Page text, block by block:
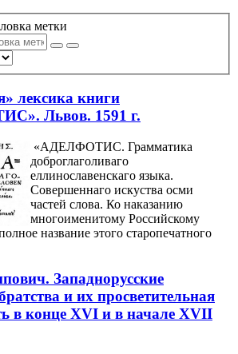
метки
лексика книги
Львов. 1591 г.
«АДЕЛФОТИС. Грамматика
доброглаголиваго
еллинославенскаго языка.
Совершеннаго искуства осми
частей слова. Ко наказанию
многоименитому Российскому
название этого старопечатного
Западнорусские
и их просветительная
в конце XVI и в начале XVII